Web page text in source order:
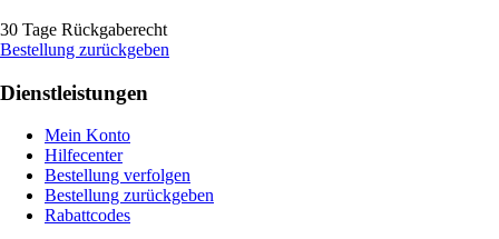
30 Tage Rückgaberecht
Bestellung zurückgeben
Dienstleistungen
Mein Konto
Hilfecenter
Bestellung verfolgen
Bestellung zurückgeben
Rabattcodes